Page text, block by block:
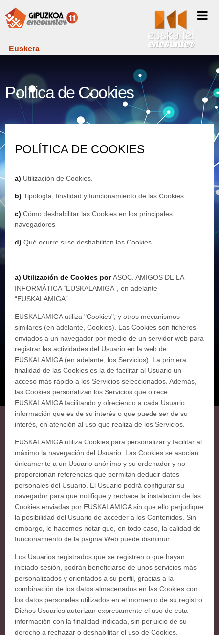
Euskera
Política de Cookies
POLÍTICA DE COOKIES
a) Utilización de Cookies.
b) Tipología, finalidad y funcionamiento de las Cookies
c) Cómo deshabilitar las Cookies en los principales
navegadores
d) Qué ocurre si se deshabilitan las Cookies
a) Utilización de Cookies porASOC. AMIGOS DE LA
INFORMÁTICA “EUSKALAMIGA”, en adelante
“EUSKALAMIGA”
EUSKALAMIGA utiliza "Cookies", y otros mecanismos
similares (en adelante, Cookies). Las Cookies son ficheros
enviados a un navegador por medio de un servidor web para
registrar las actividades del Usuario en la web de
EUSKALAMIGA (en adelante, los Servicios). La primera
finalidad de las Cookies es la de facilitar al Usuario un
acceso más rápido a los Servicios seleccionados. Además,
las Cookies personalizan los Servicios que ofrece
EUSKALAMIGA facilitando y ofreciendo a cada Usuario
información que es de su interés o que puede ser de su
interés, en atención al uso que realiza de los Servicios.
EUSKALAMIGA utiliza Cookies para personalizar y facilitar al
máximo la navegación del Usuario. Las Cookies se asocian
únicamente a un Usuario anónimo y su ordenador y no
proporcionan referencias que permitan deducir datos
personales del Usuario. El Usuario podrá configurar su
navegador para que notifique y rechace la instalación de las
Cookies enviadas por EUSKALAMIGA sin que ello perjudique
la posibilidad del Usuario de acceder a los Contenidos. Sin
embargo, le hacemos notar que, en todo caso, la calidad de
funcionamiento de la página Web puede disminuir.
Los Usuarios registrados que se registren o que hayan
iniciado sesión, podrán beneficiarse de unos servicios más
personalizados y orientados a su perfil, gracias a la
combinación de los datos almacenados en las Cookies con
los datos personales utilizados en el momento de su registro.
Dichos Usuarios autorizan expresamente el uso de esta
información con la finalidad indicada, sin perjuicio de su
derecho a rechazar o deshabilitar el uso de Cookies.